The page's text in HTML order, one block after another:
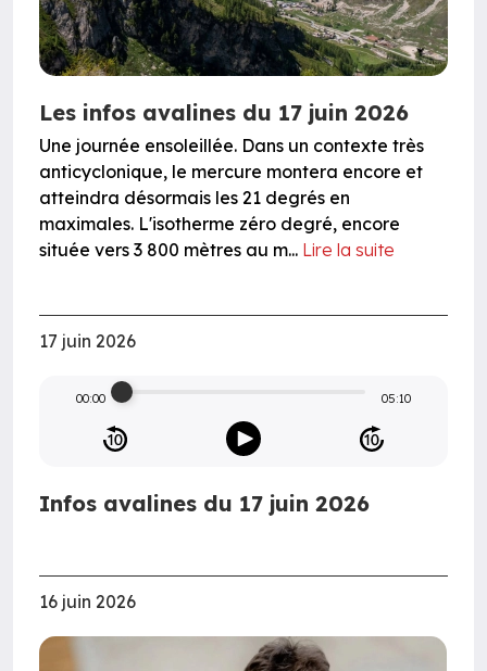
Les infos avalines du 17 juin 2026
Une journée ensoleillée. Dans un contexte très
anticyclonique, le mercure montera encore et
atteindra désormais les 21 degrés en
maximales. L'isotherme zéro degré, encore
située vers 3 800 mètres au m... Lire la suite
17 juin 2026
00:00 05:10
Infos avalines du 17 juin 2026
16 juin 2026